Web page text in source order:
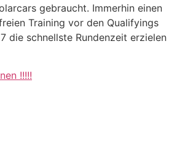
gebraucht. Immerhin einen
Training vor den Qualifyings
die schnellste Rundenzeit erzielen
!!!!!